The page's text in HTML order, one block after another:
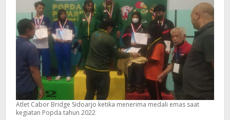
Atlet Cabor Bridge Sidoarjo ketika menerima medali emas saat
kegiatan Popda tahun 2022